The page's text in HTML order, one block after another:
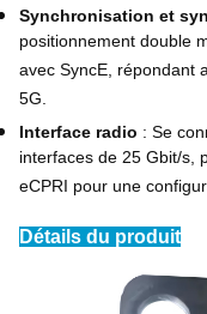
Synchronisation et
positionnement double
avec SyncE, répondant
5G.
Interface radio : Se
interfaces de 25 Gbit/s,
eCPRI pour une
Détails du produit